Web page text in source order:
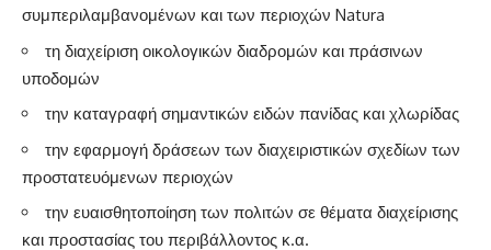
συμπεριλαμβανομένων και των περιοχών Natura
τη διαχείριση οικολογικών διαδρομών και πράσινων
υποδομών
την καταγραφή σημαντικών ειδών πανίδας και χλωρίδας
την εφαρμογή δράσεων των διαχειριστικών σχεδίων των
προστατευόμενων περιοχών
την ευαισθητοποίηση των πολιτών σε θέματα διαχείρισης
και προστασίας του περιβάλλοντος κ.α.